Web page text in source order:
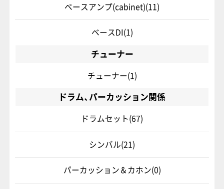
ベースアンプ(cabinet)(11)
ベースDI(1)
チューナー
チューナー(1)
ドラム、パーカッション関係
ドラムセット(67)
シンバル(21)
パーカッション＆カホン(0)